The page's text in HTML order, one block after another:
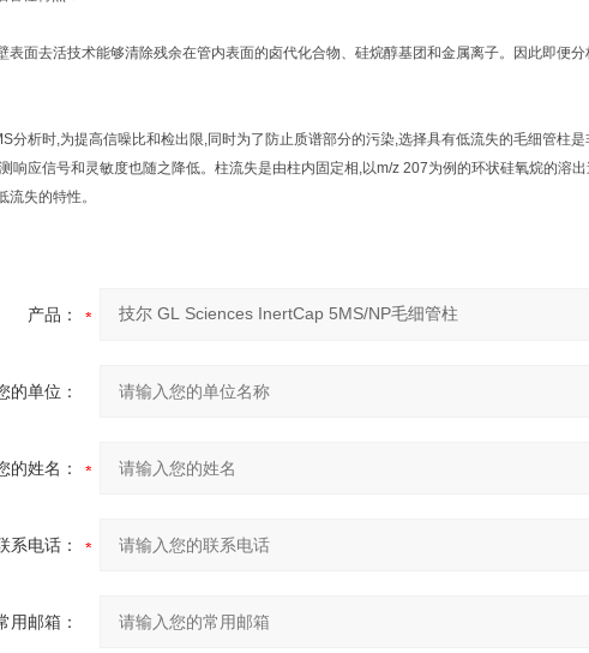
表面去活技术能够清除残余在管内表面的卤代化合物、硅烷醇基团和金属离子。因此即便
分析时,为提高信噪比和检出限,同时为了防止质谱部分的污染,选择具有低流失的毛细管柱
响应信号和灵敏度也随之降低。柱流失是由柱内固定相,以m/z 207为例的环状硅氧烷的溶
流失的特性。
产品：
的单位：
的姓名：
系电话：
用邮箱：